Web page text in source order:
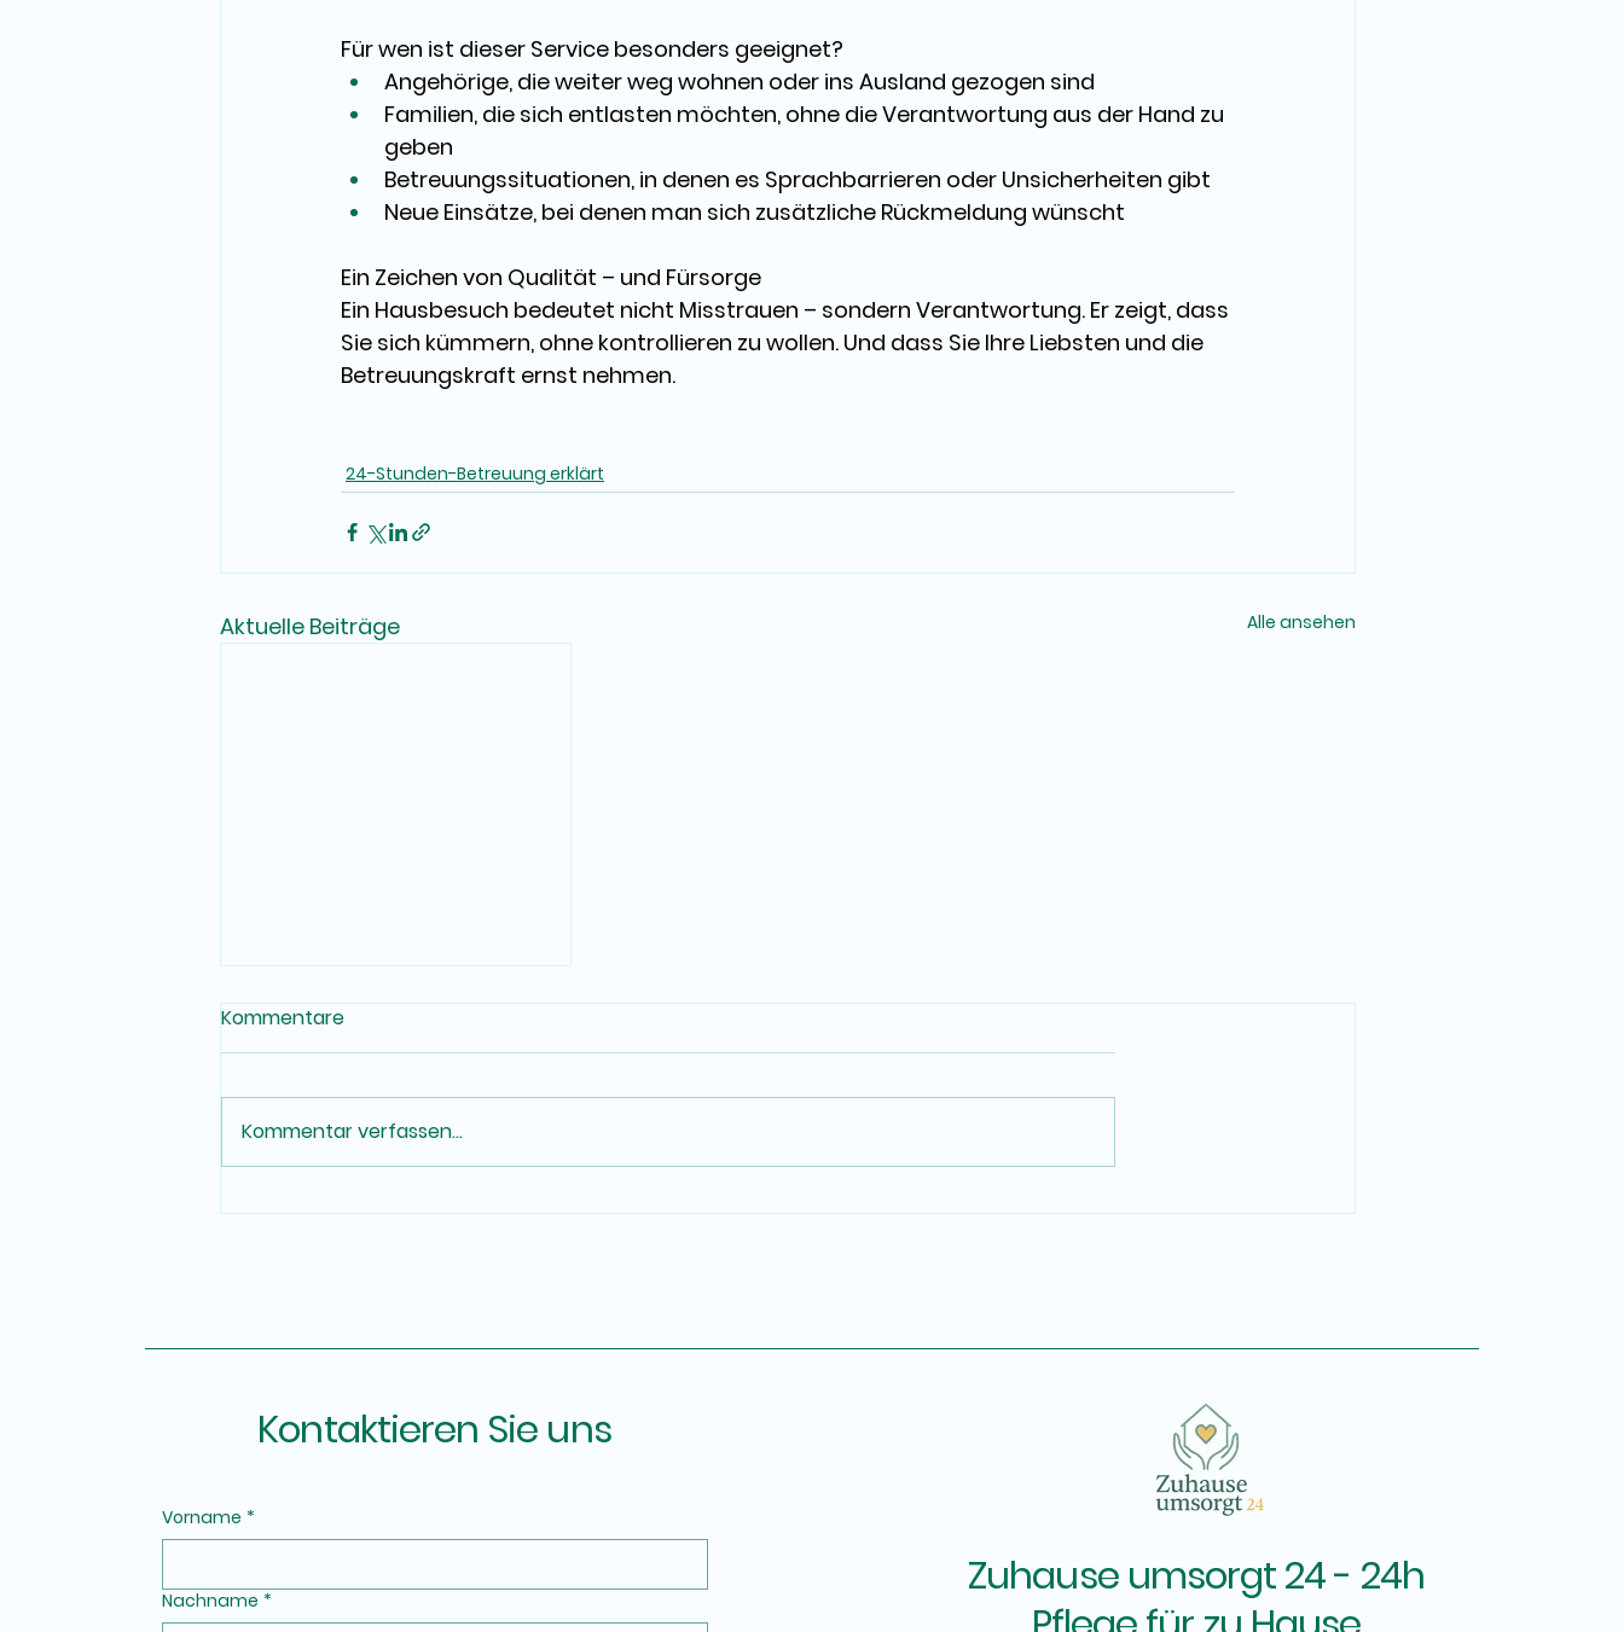
Für wen ist dieser Service besonders geeignet?
Angehörige, die weiter weg wohnen oder ins Ausland gezogen sind
Familien, die sich entlasten möchten, ohne die Verantwortung aus der Hand zu
geben
Betreuungssituationen, in denen es Sprachbarrieren oder Unsicherheiten gibt
Neue Einsätze, bei denen man sich zusätzliche Rückmeldung wünscht
Ein Zeichen von Qualität – und Fürsorge
Ein Hausbesuch bedeutet nicht Misstrauen – sondern Verantwortung. Er zeigt, dass
Sie sich kümmern, ohne kontrollieren zu wollen. Und dass Sie Ihre Liebsten und die
Betreuungskraft ernst nehmen.
24-Stunden-Betreuung erklärt
Aktuelle Beiträge Alle ansehen
Was macht eine 24-
Kommentare
Kommentar verfassen...
Kontaktieren Sie uns
Vorname *
Nachname *
Zuhause umsorgt 24 - 24h